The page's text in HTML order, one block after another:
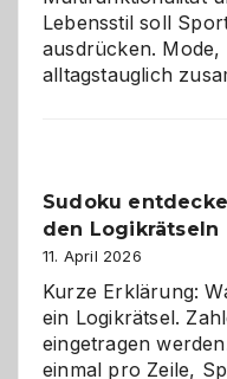
Lebensstil soll
ausdrücken.
alltagstauglich
Sudoku
den Logikrätseln
11. April 2026
Kurze Erklärung:
ein Logikrätsel.
eingetragen
einmal pro Zeile,